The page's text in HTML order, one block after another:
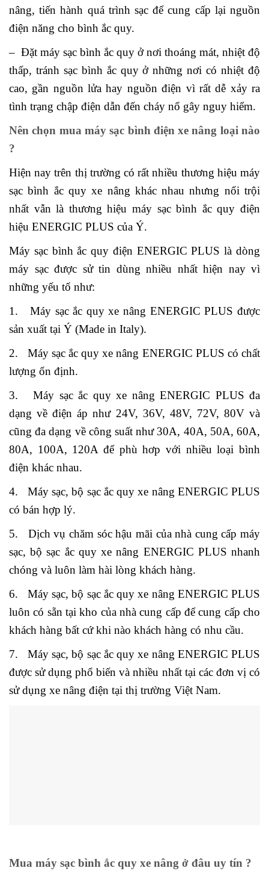
nâng, tiến hành quá trình sạc để cung cấp lại nguồn
điện năng cho bình ắc quy.
– Đặt máy sạc bình ắc quy ở nơi thoáng mát, nhiệt độ
thấp, tránh sạc bình ắc quy ở những nơi có nhiệt độ
cao, gần nguồn lửa hay nguồn điện vì rất dễ xảy ra
tình trạng chập điện dẫn đến cháy nổ gây nguy hiểm.
Nên chọn mua máy sạc bình điện xe nâng loại nào
?
Hiện nay trên thị trường có rất nhiều thương hiệu máy
sạc bình ắc quy xe nâng khác nhau nhưng nổi trội
nhất vẫn là thương hiệu máy sạc bình ắc quy điện
hiệu ENERGIC PLUS của Ý.
Máy sạc bình ắc quy điện ENERGIC PLUS là dòng
máy sạc được sử tin dùng nhiều nhất hiện nay vì
những yếu tố như:
1. Máy sạc ắc quy xe nâng ENERGIC PLUS được
sản xuất tại Ý (Made in Italy).
2. Máy sạc ắc quy xe nâng ENERGIC PLUS có chất
lượng ổn định.
3. Máy sạc ắc quy xe nâng ENERGIC PLUS đa
dạng về điện áp như 24V, 36V, 48V, 72V, 80V và
cũng đa dạng về công suất như 30A, 40A, 50A, 60A,
80A, 100A, 120A để phù hơp với nhiều loại bình
điện khác nhau.
4. Máy sạc, bộ sạc ắc quy xe nâng ENERGIC PLUS
có bán hợp lý.
5. Dịch vụ chăm sóc hậu mãi của nhà cung cấp máy
sạc, bộ sạc ắc quy xe nâng ENERGIC PLUS nhanh
chóng và luôn làm hài lòng khách hàng.
6. Máy sạc, bộ sạc ắc quy xe nâng ENERGIC PLUS
luôn có sẵn tại kho của nhà cung cấp để cung cấp cho
khách hàng bất cứ khi nào khách hàng có nhu cầu.
7. Máy sạc, bộ sạc ắc quy xe nâng ENERGIC PLUS
được sử dụng phổ biến và nhiều nhất tại các đơn vị có
sử dụng xe nâng điện tại thị trường Việt Nam.
Mua máy sạc bình ắc quy xe nâng ở đâu uy tín ?